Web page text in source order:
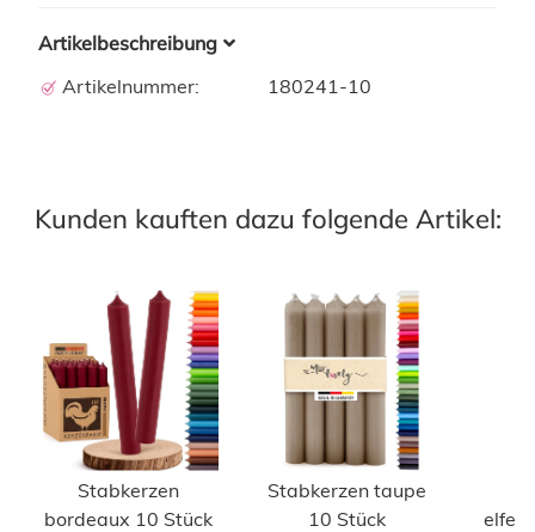
Artikelbeschreibung
Artikelnummer:
180241-10
Kunden kauften dazu folgende Artikel:
Stabkerzen
bordeaux 10 Stück
Stabkerzen taupe
10 Stück